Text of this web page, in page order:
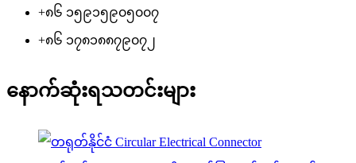
+၈၆ ၁၅၉၁၅၉၀၅၀၀၇
+၈၆ ၁၇၈၁၈၈၇၉၀၇၂
နောက်ဆုံးရသတင်းများ